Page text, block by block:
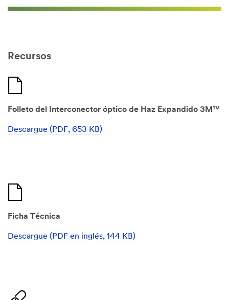
Recursos
Folleto del Interconector óptico de Haz Expandido 3M™
Descargue (PDF, 653 KB)
Ficha Técnica
Descargue (PDF en inglés, 144 KB)